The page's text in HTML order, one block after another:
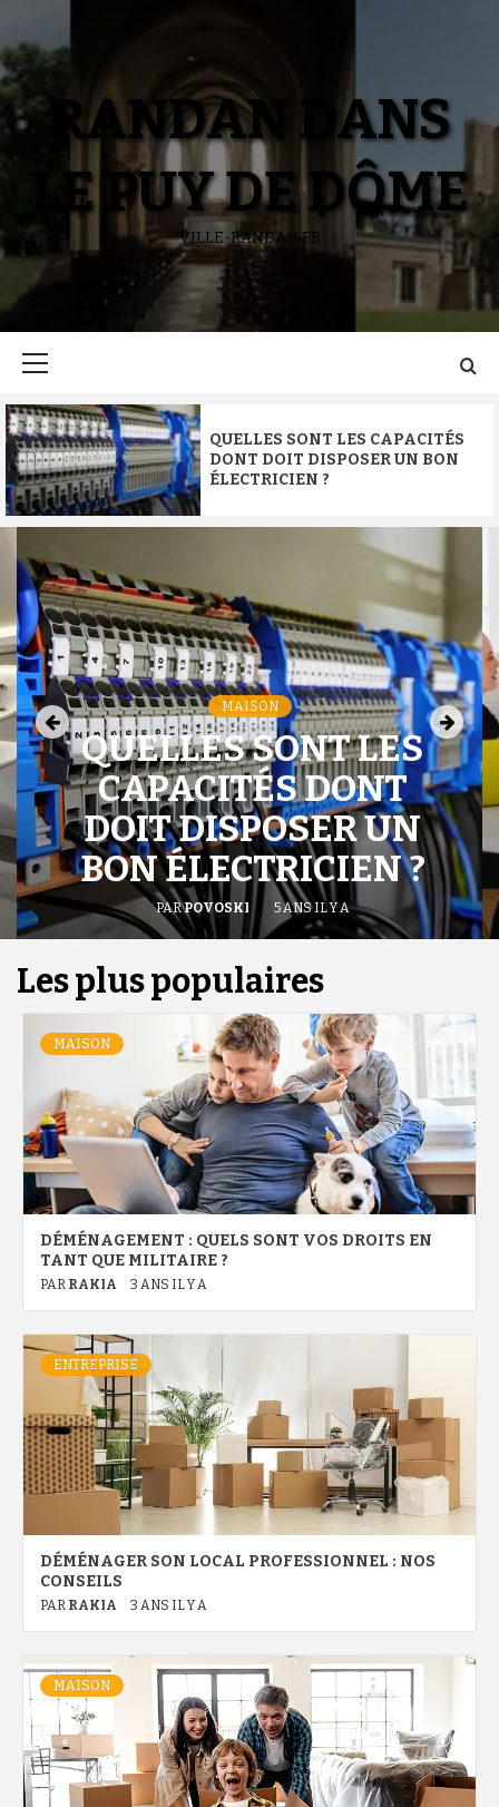
contenu
RANDAN DANS
LE PUY DE DÔME
VILLE-RANDAN.FR
QUELLES SONT LES CAPACITÉS
DONT DOIT DISPOSER UN BON
ÉLECTRICIEN ?
MAISON
QUELLES SONT LES
CAPACITÉS DONT
DOIT DISPOSER UN
BON ÉLECTRICIEN ?
PARPOVOSKI 5 ANS IL Y A
Les plus populaires
MAISON
DÉMÉNAGEMENT : QUELS SONT VOS DROITS EN
TANT QUE MILITAIRE ?
PAR RAKIA 3 ANS IL Y A
ENTREPRISE
DÉMÉNAGER SON LOCAL PROFESSIONNEL : NOS
CONSEILS
PAR RAKIA 3 ANS IL Y A
MAISON